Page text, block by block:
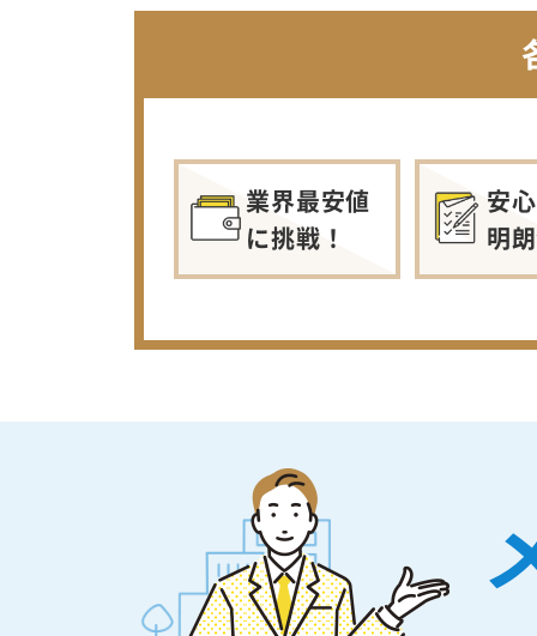
業界最安値
に挑戦！
安
明